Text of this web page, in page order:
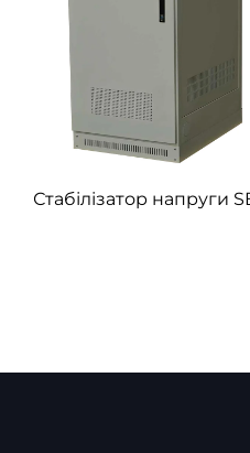
напруги мінімізує
втручання, оскільки
на електричні
Стабілізатор напруги